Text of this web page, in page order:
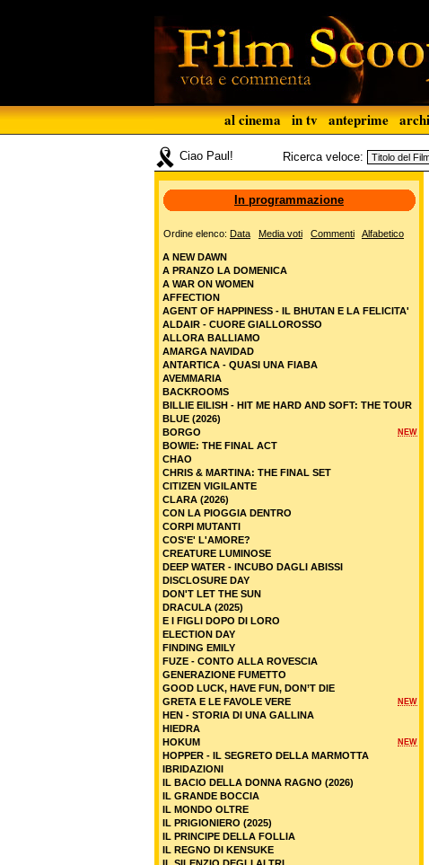
al cinema in tv anteprime
Ciao Paul! Ricerca veloce:
In programmazione
Ordine elenco: Data Media voti Commenti Alfabetico
A NEW DAWN
A PRANZO LA DOMENICA
A WAR ON WOMEN
AFFECTION
AGENT OF HAPPINESS - IL BHUTAN E LA FELICITA'
ALDAIR - CUORE GIALLOROSSO
ALLORA BALLIAMO
AMARGA NAVIDAD
ANTARTICA - QUASI UNA FIABA
AVEMMARIA
BACKROOMS
BILLIE EILISH - HIT ME HARD AND SOFT: THE TOUR
BLUE (2026)
NEW
BORGO
BOWIE: THE FINAL ACT
CHAO
CHRIS & MARTINA: THE FINAL SET
CITIZEN VIGILANTE
CLARA (2026)
CON LA PIOGGIA DENTRO
CORPI MUTANTI
COS'E' L'AMORE?
CREATURE LUMINOSE
DEEP WATER - INCUBO DAGLI ABISSI
DISCLOSURE DAY
DON'T LET THE SUN
DRACULA (2025)
E I FIGLI DOPO DI LORO
ELECTION DAY
FINDING EMILY
FUZE - CONTO ALLA ROVESCIA
GENERAZIONE FUMETTO
GOOD LUCK, HAVE FUN, DON’T DIE
NEW
GRETA E LE FAVOLE VERE
HEN - STORIA DI UNA GALLINA
HIEDRA
NEW
HOKUM
HOPPER - IL SEGRETO DELLA MARMOTTA
IBRIDAZIONI
IL BACIO DELLA DONNA RAGNO (2026)
IL GRANDE BOCCIA
IL MONDO OLTRE
IL PRIGIONIERO (2025)
IL PRINCIPE DELLA FOLLIA
IL REGNO DI KENSUKE